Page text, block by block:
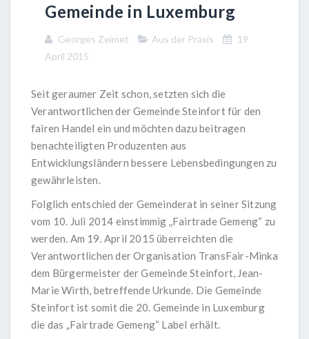
Gemeinde in Luxemburg
Georges Zeimet Aus der Praxis
19
April 2015
Seit geraumer Zeit schon, setzten sich die
Verantwortlichen der Gemeinde Steinfort für den
fairen Handel ein und möchten dazu beitragen
benachteiligten Produzenten aus
Entwicklungsländern bessere Lebensbedingungen zu
gewährleisten.
Folglich entschied der Gemeinderat in seiner Sitzung
vom 10. Juli 2014 einstimmig „Fairtrade Gemeng“ zu
werden. Am 19. April 2015 überreichten die
Verantwortlichen der Organisation TransFair-Minka
dem Bürgermeister der Gemeinde Steinfort, Jean-
Marie Wirth, betreffende Urkunde. Die Gemeinde
Steinfort ist somit die 20. Gemeinde in Luxemburg
die das „Fairtrade Gemeng“ Label erhält.